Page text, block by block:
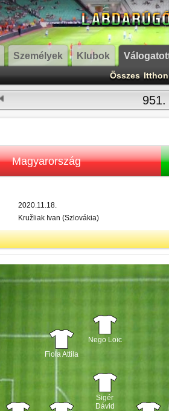
Személyek Klubok
Összes Itthon
Magyarország
2020.11.18.
Kružliak Ivan (Szlovákia)
Fiola Attila
Nego Loïc
Sigér
Dávid